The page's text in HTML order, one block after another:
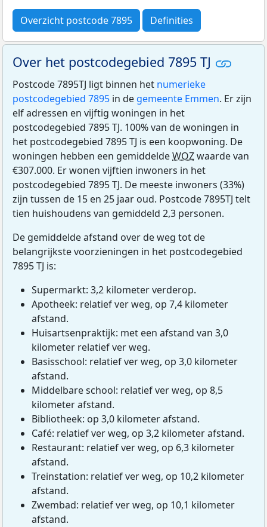
Overzicht postcode 7895 Definities
Over het postcodegebied 7895 TJ
Postcode 7895TJ ligt binnen het numerieke
postcodegebied 7895 in de gemeente Emmen. Er zijn
elf adressen en vijftig woningen in het
postcodegebied 7895 TJ. 100% van de woningen in
het postcodegebied 7895 TJ is een koopwoning. De
woningen hebben een gemiddeldeWOZwaarde van
€307.000. Er wonen vijftien inwoners in het
postcodegebied 7895 TJ. De meeste inwoners (33%)
zijn tussen de 15 en 25 jaar oud. Postcode 7895TJ telt
tien huishoudens van gemiddeld 2,3 personen.
De gemiddelde afstand over de weg tot de
belangrijkste voorzieningen in het postcodegebied
7895 TJ is:
Supermarkt: 3,2 kilometer verderop.
Apotheek: relatief ver weg, op 7,4 kilometer
afstand.
Huisartsenpraktijk: met een afstand van 3,0
kilometer relatief ver weg.
Basisschool: relatief ver weg, op 3,0 kilometer
afstand.
Middelbare school: relatief ver weg, op 8,5
kilometer afstand.
Bibliotheek: op 3,0 kilometer afstand.
Café: relatief ver weg, op 3,2 kilometer afstand.
Restaurant: relatief ver weg, op 6,3 kilometer
afstand.
Treinstation: relatief ver weg, op 10,2 kilometer
afstand.
Zwembad: relatief ver weg, op 10,1 kilometer
afstand.